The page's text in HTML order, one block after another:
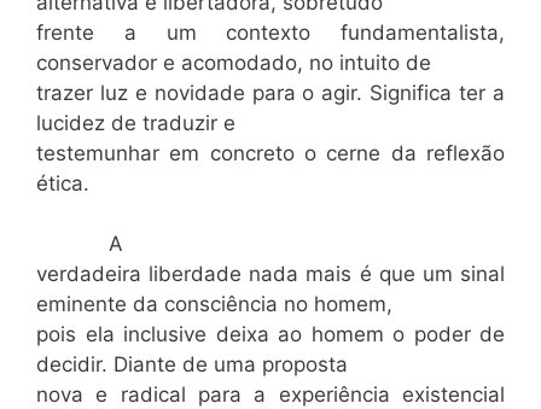
frente a um contexto fundamentalista,
conservador e acomodado, no intuito de
trazer luz e novidade para o agir. Significa ter a
lucidez de traduzir e
testemunhar em concreto o cerne da reflexão
ética.
A
verdadeira liberdade nada mais é que um sinal
eminente da consciência no homem,
pois ela inclusive deixa ao homem o poder de
decidir. Diante de uma proposta
nova e radical para a experiência existencial